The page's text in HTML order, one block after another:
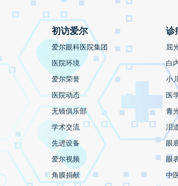
初访爱尔
爱尔眼科医院集团
医院环境
爱尔荣誉
医院动态
无镜俱乐部
学术交流
先进设备
爱尔视频
角膜捐献
诊
屈
白
小
医
青
泪
眼
眼
中